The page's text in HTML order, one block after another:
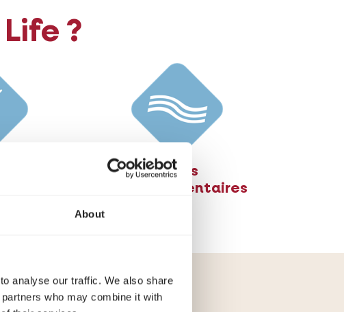
About
analyse our traffic. We also share
who may combine it with
?
Fibres
supplémentaires
chats